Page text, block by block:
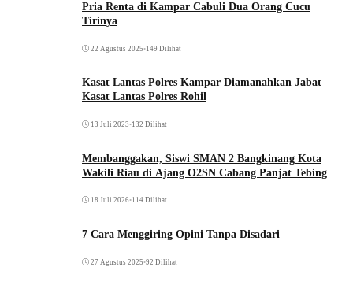
Pria Renta di Kampar Cabuli Dua Orang Cucu
Tirinya
22 Agustus 2025 •149 Dilihat
Kasat Lantas Polres Kampar Diamanahkan Jabat
Kasat Lantas Polres Rohil
13 Juli 2023 •132 Dilihat
Membanggakan, Siswi SMAN 2 Bangkinang Kota
Wakili Riau di Ajang O2SN Cabang Panjat Tebing
18 Juli 2026•114 Dilihat
7 Cara Menggiring Opini Tanpa Disadari
27 Agustus 2025 •92 Dilihat